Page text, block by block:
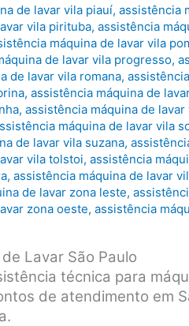
de lavar vila piauí,assistência
vila pirituba,assistência
máquina de lavar vila
de lavar vila progresso,
de lavar vila romana,
,assistência máquina de
,assistência máquina de
máquina de lavar vila
de lavar vila suzana,
vila tolstoi,assistência
,assistência máquina de lavar
de lavar zona leste,
zona oeste,assistência
Lavar São Paulo
técnica para
de atendimento em